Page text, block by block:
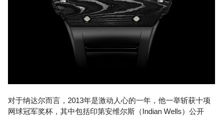
对于纳达尔而言，2013年是激动人心的一年，他一举斩获十项
网球冠军奖杯，其中包括印第安维尔斯（Indian Wells）公开